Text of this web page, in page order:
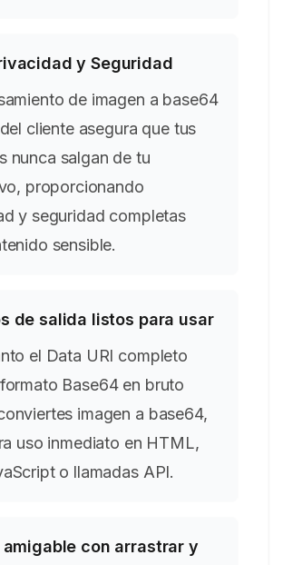
y Seguridad
de imagen a base64
cliente asegura que tus
nunca salgan de tu
proporcionando
y seguridad completas
sensible.
de salida listos para usar
el Data URI completo
Base64 en bruto
imagen a base64,
uso inmediato en HTML,
o llamadas API.
con arrastrar y